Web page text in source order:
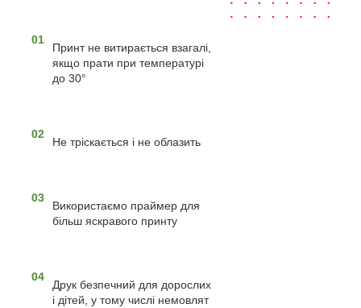
01
Принт не витирається взагалі,
якщо прати при температурі
до 30°
02
Не тріскається і не облазить
03
Використаємо праймер для
більш яскравого принту
04
Друк безпечний для дорослих
і дітей, у тому числі немовлят